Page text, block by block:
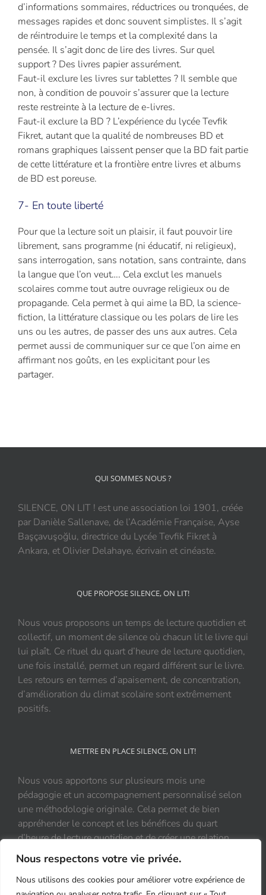
Nous respectons votre vie privée.
Nous utilisons des cookies pour améliorer votre expérience de
d’informations sommaires, réductrices ou tronquées, de
messages rapides et donc souvent simplistes. Il s’agit
de réintroduire le temps et la complexité dans la
pensée. Il s’agit donc de lire des livres. Sur quel
support ? Des livres papier assurément.
Faut-il exclure les livres sur tablettes ? Il semble que
non, à condition de pouvoir s’assurer que la lecture
reste restreinte à la lecture de e-livres.
Faut-il exclure la BD ? L’expérience du lycée Tevfik
Fikret, autant que la qualité de nombreuses BD et
romans graphiques laissent penser que la BD fait partie
de cette littérature et la frontière entre livres et albums
de BD est poreuse.
7- En toute liberté
Pour que la lecture soit un plaisir, il faut pouvoir lire
librement, sans programme (ni éducatif, ni religieux),
sans interrogation, sans notation, sans contrainte, dans
la langue que l’on veut…. Cela exclut les manuels
scolaires comme tout autre ouvrage religieux ou de
propagande. Cela permet à qui aime la BD, la science-
fiction, la littérature classique ou les polars de lire les
uns ou les autres, de passer des uns aux autres. Cela
permet aussi de communiquer sur ce que l’on aime en
affirmant nos goûts, en les explicitant pour les
partager.
QUI SOMMES NOUS ?
SILENCE, ON LIT ! est une association loi 1901, créée
par Danièle Sallenave, de l’Académie Française, Ayse
Başçavuşoğlu, directrice du Lycée Tevfik Fikret à
Ankara, et Olivier Delahaye, écrivain et cinéaste.
QUE PROPOSE SILENCE, ON LIT!
Nous vous proposons un temps de lecture quotidien et
collectif, un moment de silence où chacun lit le livre qui
lui plaît. Ce rituel du quart d’heure de lecture quotidien,
une fois installé, permet un regard différent sur le livre.
Les retours en termes d’apaisement, de concentration,
d’amélioration du climat scolaire sont extrêmement
positifs.
METTRE EN PLACE SILENCE, ON LIT!
Nous vous apportons sur plusieurs mois une
pédagogie et un accompagnement personnalisé selon
une méthodologie originale. Cela permet de bien
appréhender le concept et les bénéfices du quart
d’heure de lecture quotidien et de créer une relation
durable et positive au livre.